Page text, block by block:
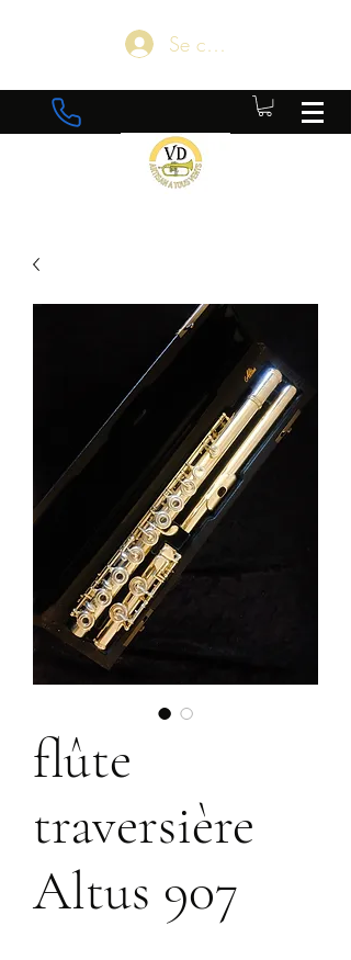
Se connecter
flûte
traversière
Altus 907